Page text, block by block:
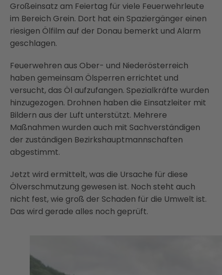
Großeinsatz am Feiertag für viele Feuerwehrleute
im Bereich Grein. Dort hat ein Spaziergänger einen
riesigen Ölfilm auf der Donau bemerkt und Alarm
geschlagen.
Feuerwehren aus Ober- und Niederösterreich
haben gemeinsam Ölsperren errichtet und
versucht, das Öl aufzufangen. Spezialkräfte wurden
hinzugezogen. Drohnen haben die Einsatzleiter mit
Bildern aus der Luft unterstützt. Mehrere
Maßnahmen wurden auch mit Sachverständigen
der zuständigen Bezirkshauptmannschaften
abgestimmt.
Jetzt wird ermittelt, was die Ursache für diese
Ölverschmutzung gewesen ist. Noch steht auch
nicht fest, wie groß der Schaden für die Umwelt ist.
Das wird gerade alles noch geprüft.